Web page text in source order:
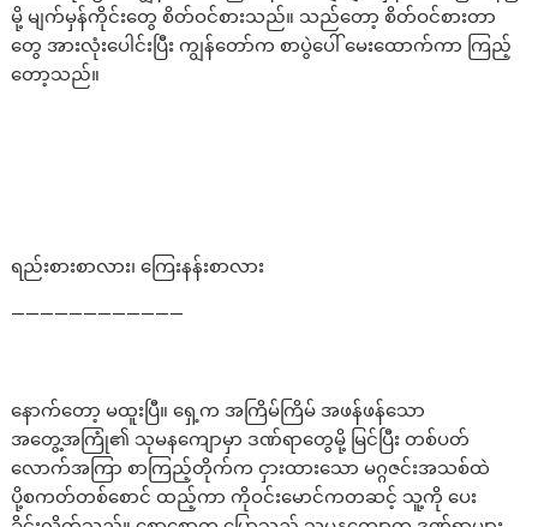
မို့ မျက်မှန်ကိုင်းတွေ စိတ်ဝင်စားသည်။ သည်တော့ စိတ်ဝင်စားတာ
တွေ အားလုံးပေါင်းပြီး ကျွန်တော်က စာပွဲပေါ် မေးထောက်ကာ ကြည့်
တော့သည်။
ရည်းစားစာလား၊ ကြေးနန်းစာလား
————————————
နောက်တော့ မထူးပြီ။ ရှေ့က အကြိမ်ကြိမ် အဖန်ဖန်သော
အတွေ့အကြုံ၏ သုမနကျောမှာ ဒဏ်ရာတွေမို့ မြင်ပြီး တစ်ပတ်
လောက်အကြာ စာကြည့်တိုက်က ငှားထားသော မဂ္ဂဇင်းအသစ်ထဲ
ပို့စကတ်တစ်စောင် ထည့်ကာ ကိုဝင်းမောင်ကတဆင့် သူ့ကို ပေး